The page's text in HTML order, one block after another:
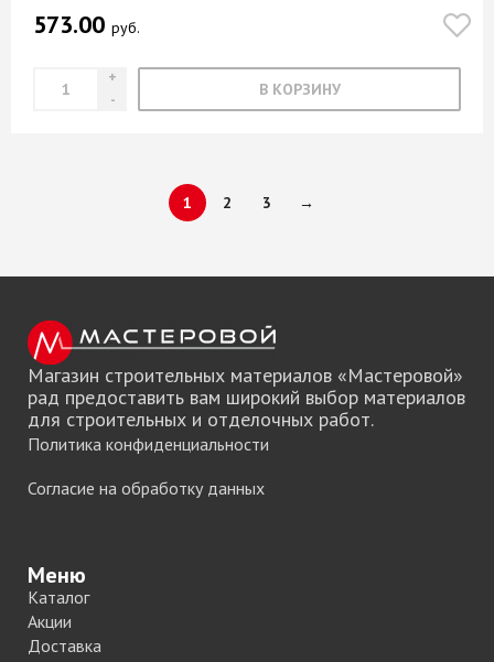
573.00 руб.
В КОРЗИНУ
1 2 3 →
Магазин строительных материалов «Мастеровой»
рад предоставить вам широкий выбор материалов
для строительных и отделочных работ.
Политика конфиденциальности
Согласие на обработку данных
Меню
Каталог
Акции
Доставка